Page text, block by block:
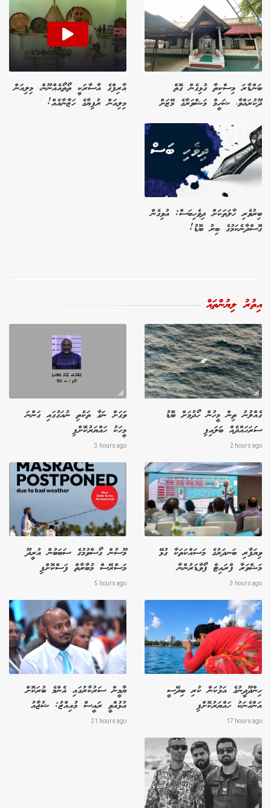
ބަންޑާރަ މިސްކިތާ ގުޅިގެން ގޮތް
ދޫކުރައްވާ، ޝަހީމް މަޝްވަރާގެ މޭޒަށް
އާރިފްގެ އާސާރަކީ ތޯތޯއެއްނޫން، މިލިއަން
މިލިއަން ރުފިޔާގެ ހަޒާނާއެއް!
ބިރުވެރި ހާލަތަކަށް ދިވެހިބަސް: އުވިގެން
ގޮސްދާނެކަމުގެ ބިރު ބޮޑު!
އިތުރު ލިޔުންތައް
ގެއްލުނު ތިން މީހުން ހޯދުމަށް ބޮޑު
ސަރަހައްދެއް ބަލައިފި
2 hours ago
ވަގަށް ނަގާ ތަކެތި ނުއަގުގައި ގަންނަ
މީހަކު ހައްޔަރުކޮށްފި
3 hours ago
ވިޔަފާރި ބަނދަރުގެ މަސައްކަތަކާ ގުޅޭ
މަޝްވަރާ ފްރައިޓް ފޯވާޑަރުންނާ
3 hours ago
މޫސުން ގޯސްވުމުގެ ސަބަބުން އުރީދޫ
މަސްރޭސް މުބާރާތް ފަސްކޮށްފި
5 hours ago
ހިންދޫދީނުގެ އަޅުކަން ކުރި ބިދޭސީ
އަންހެނަކު ހައްޔަރުކޮށްފި
17 hours ago
ޔާމީން ސަރުކާރުގައި އެންމެ ބުރަކޮށް
އުޅުއްވީ ރައީސް މުއިއްޒު: ޝުޖާއު
21 hours ago